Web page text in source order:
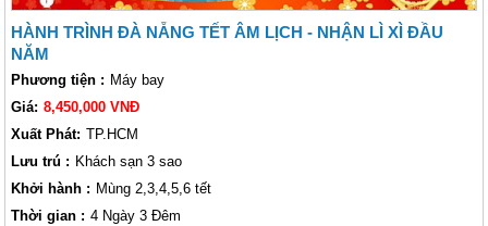
HÀNH TRÌNH ĐÀ NẴNG TẾT ÂM LỊCH - NHẬN LÌ XÌ ĐẦU
NĂM
Phương tiện : Máy bay
Giá: 8,450,000 VNĐ
Xuất Phát: TP.HCM
Lưu trú : Khách sạn 3 sao
Khởi hành : Mùng 2,3,4,5,6 tết
Thời gian : 4 Ngày 3 Đêm